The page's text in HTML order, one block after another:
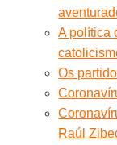
A política
Os
Raúl